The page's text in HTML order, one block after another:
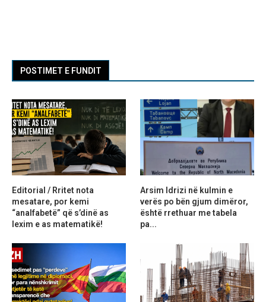
POSTIMET E FUNDIT
Editorial / Rritet nota
mesatare, por kemi
“analfabetë” që s’dinë as
lexim e as matematikë!
Arsim Idrizi në kulmin e
verës po bën gjum dimëror,
është rrethuar me tabela
pa...